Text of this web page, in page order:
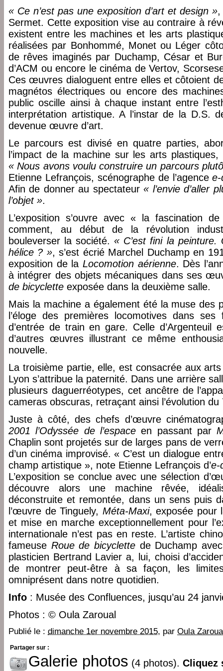
« Ce n’est pas une exposition d’art et design »,
Sermet. Cette exposition vise au contraire à
existent entre les machines et les arts
réalisées par Bonhommé, Monet ou Léger
de rêves imaginés par Duchamp, César et
d’ACM ou encore le cinéma de Vertov,
Ces œuvres dialoguent entre elles et côtoient
magnétos électriques ou encore des
public oscille ainsi à chaque instant entre
interprétation artistique. A l’instar de la D.S.
devenue œuvre d’art.
Le parcours est divisé en quatre parties,
l’impact de la machine sur les arts
« Nous avons voulu construire un parcours
Etienne Lefrançois, scénographe de l’agence
Afin de donner au spectateur« l’envie d’aller
l’objet ».
L’exposition s’ouvre avec « la fascination
comment, au début de la révolution
bouleverser la société.« C’est fini la
hélice ? », s’est écrié Marchel Duchamp en
exposition de la Locomotion aérienne. Dès
à intégrer des objets mécaniques dans ses
de bicyclette exposée dans la deuxième salle.
Mais la machine a également été la muse des
l’éloge des premières locomotives dans ses
d’entrée de train en gare. Celle d’Argenteuil
d’autres œuvres illustrant ce même
nouvelle.
La troisième partie, elle, est consacrée aux
Lyon s’attribue la paternité. Dans une arrière
plusieurs daguerréotypes, cet ancêtre de
cameras obscuras, retraçant ainsi l’évolution
Juste à côté, des chefs d’œuvre
2001 l’Odyssée de l’espaceen passant par
Chaplin sont projetés sur de larges pans de
d’un cinéma improvisé. « C’est un dialogue
champ artistique », note Etienne Lefrançois d’e-
L’exposition se conclue avec une sélection
découvre alors une machine rêvée,
déconstruite et remontée, dans un sens puis
l’œuvre de Tinguely, Méta-Maxi, exposée pour
et mise en marche exceptionnellement pour
internationale n’est pas en reste. L’artiste
fameuse Roue de bicyclettede Duchamp
plasticien Bertrand Lavier a, lui, choisi
de montrer peut-être à sa façon, les
omniprésent dans notre quotidien.
Info : Musée des Confluences, jusqu’au 24
Photos : © Oula Zaroual
Publié le : dimanche 1er novembre 2015, par Oula
Partager sur :
Galerie photos (4 photos). Cliquez